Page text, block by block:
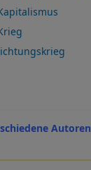
Autoren